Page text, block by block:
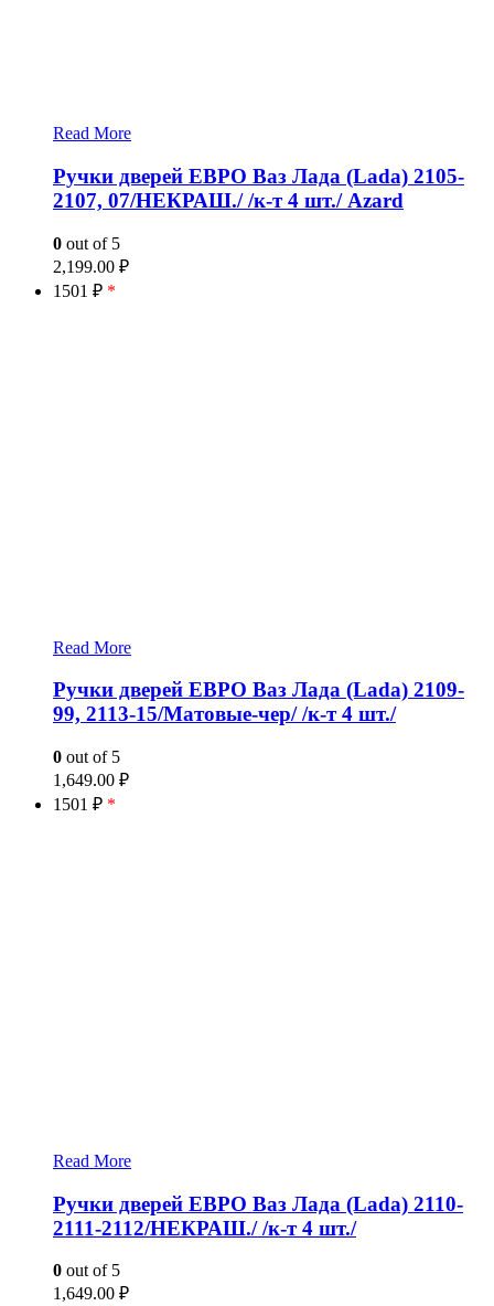
Read More
Ручки дверей ЕВРО Ваз Лада (Lada) 2105-
2107, 07/НЕКРАШ./ /к-т 4 шт./ Azard
0 out of 5
2,199.00 ₽
1501 ₽ *
Read More
Ручки дверей ЕВРО Ваз Лада (Lada) 2109-
99, 2113-15/Матовые-чер/ /к-т 4 шт./
0 out of 5
1,649.00 ₽
1501 ₽ *
Read More
Ручки дверей ЕВРО Ваз Лада (Lada) 2110-
2111-2112/НЕКРАШ./ /к-т 4 шт./
0 out of 5
1,649.00 ₽